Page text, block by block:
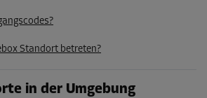
Standort betreten?
in der Umgebung